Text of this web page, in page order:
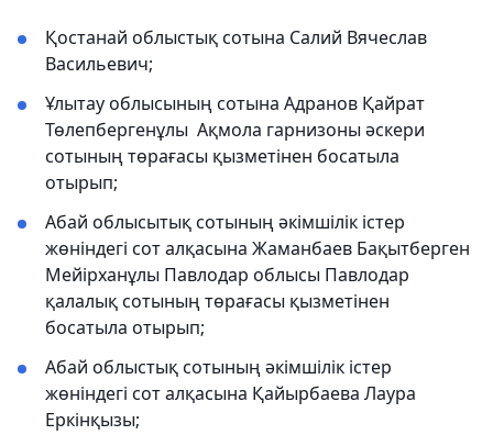
Қостанай облыстық сотына Салий Вячеслав
Васильевич;
Ұлытау облысының сотына Адранов Қайрат
Төлепбергенұлы Ақмола гарнизоны әскери
сотының төрағасы қызметінен босатыла
отырып;
Абай облысытық сотының әкімшілік істер
жөніндегі сот алқасына Жаманбаев Бақытберген
Мейірханұлы Павлодар облысы Павлодар
қалалық сотының төрағасы қызметінен
босатыла отырып;
Абай облыстық сотының әкімшілік істер
жөніндегі сот алқасына Қайырбаева Лаура
Еркінқызы;